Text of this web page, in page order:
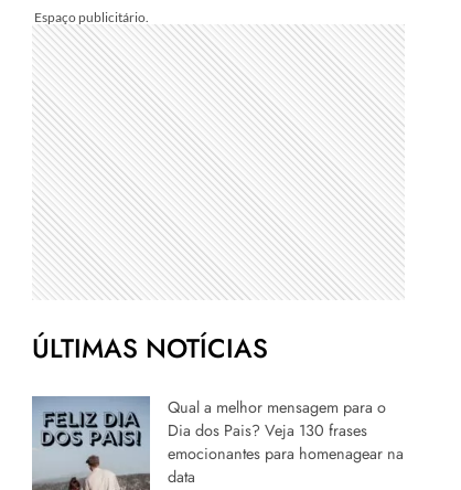
ÚLTIMAS NOTÍCIAS
Qual a melhor mensagem para o
Dia dos Pais? Veja 130 frases
emocionantes para homenagear na
data